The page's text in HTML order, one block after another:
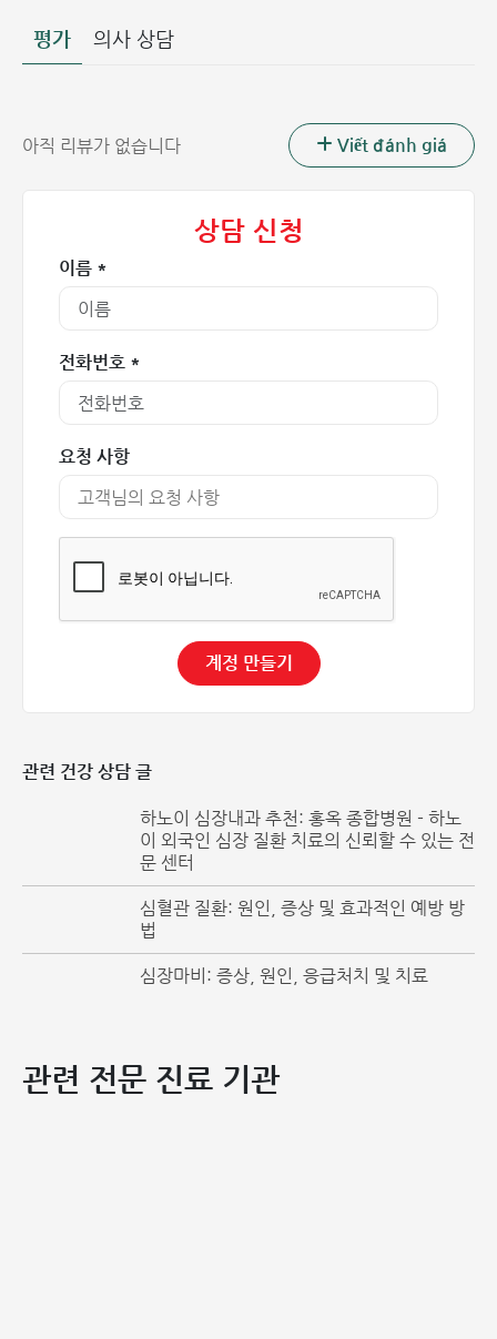
평가 의사 상담
아직 리뷰가 없습니다 Viết đánh giá
상담 신청
이름 *
전화번호 *
요청 사항
계정 만들기
관련 건강 상담 글
하노이 심장내과 추천: 홍옥 종합병원 - 하노
이 외국인 심장 질환 치료의 신뢰할 수 있는 전
문 센터
심혈관 질환: 원인, 증상 및 효과적인 예방 방
법
심장마비: 증상, 원인, 응급처치 및 치료
관련 전문 진료 기관